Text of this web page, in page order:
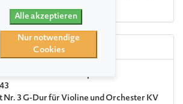
Dank!
Nr. 3 G-Dur für Violine und Orchester KV
Alle akzeptieren
Nur notwendige
Cookies